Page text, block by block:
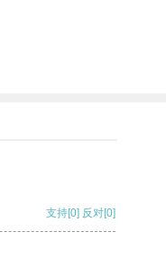
支持[0] 反对[0]